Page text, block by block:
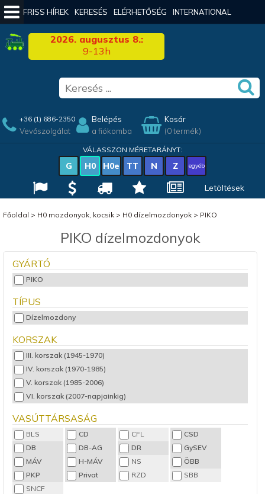
FRISS HÍREK KERESÉS ELÉRHETŐSÉG INTERNATIONAL
2026. augusztus 8.:
9-13h
+36 (1) 686-2350
Vevőszolgálat
Belépés
a fiókomba
Kosár
(0 termék)
VÁLASSZON MÉRETARÁNYT:
G H0 H0e TT N Z egyéb
Letöltések
Főoldal > H0 mozdonyok, kocsik> H0 dízelmozdonyok> PIKO
PIKO dízelmozdonyok
GYÁRTÓ
PIKO
TÍPUS
Dízelmozdony
KORSZAK
III. korszak (1945-1970)
IV. korszak (1970-1985)
V. korszak (1985-2006)
VI. korszak (2007-napjainkig)
VASÚTTÁRSASÁG
BLS CD CFL
CSD
DB
DB-AG DR
GySEV
MÁV
H-MÁV NS
ÖBB
PKP
Privat RZD
SBB
SNCF